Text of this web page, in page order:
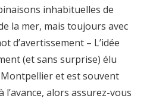
inhabituelles de
la mer, mais toujours avec
d’avertissement – L’idée
(et sans surprise) élu
et est souvent
l’avance, alors assurez-vous